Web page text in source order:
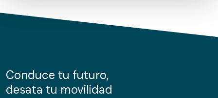
de cookies.
información sobre el uso que haga del sitio web con
nuestros partners de redes sociales, publicidad y análisis
Conduce tu futuro,
desata tu movilidad